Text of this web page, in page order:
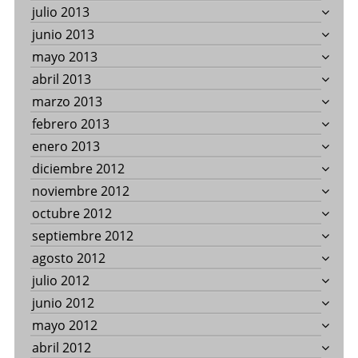
julio 2013
junio 2013
mayo 2013
abril 2013
marzo 2013
febrero 2013
enero 2013
diciembre 2012
noviembre 2012
octubre 2012
septiembre 2012
agosto 2012
julio 2012
junio 2012
mayo 2012
abril 2012